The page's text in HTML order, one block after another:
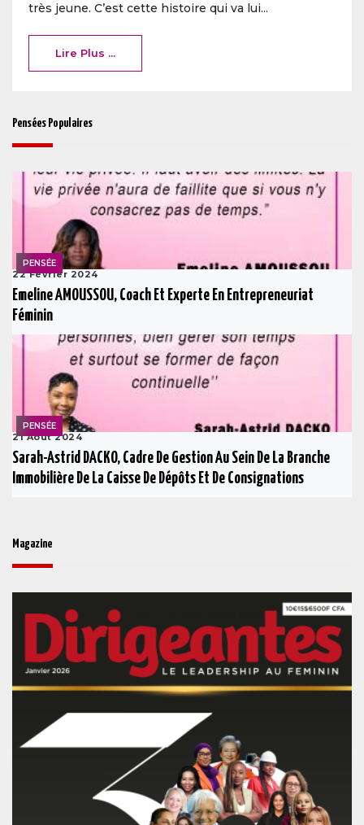
très jeune. C’est cette histoire qui va lui...
Lire Plus ...
Pensées Populaires
PENSÉE
22 Février 2024
Emeline AMOUSSOU, Coach Et Experte En Entrepreneuriat
Féminin
PENSÉE
21 Août 2024
Sarah-Astrid DACKO, Cadre De Gestion Au Sein De La Branche
Immobilière De La Caisse De Dépôts Et De Consignations
Magazine